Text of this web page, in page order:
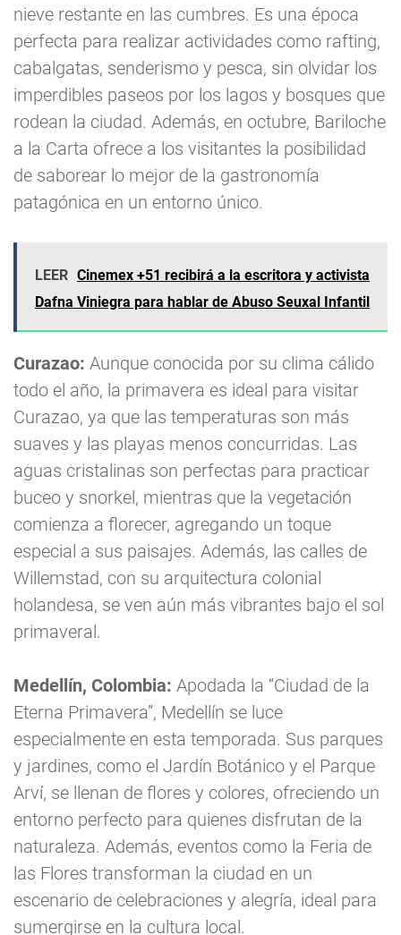
nieve restante en las cumbres. Es una época
perfecta para realizar actividades como rafting,
cabalgatas, senderismo y pesca, sin olvidar los
imperdibles paseos por los lagos y bosques que
rodean la ciudad. Además, en octubre, Bariloche
a la Carta ofrece a los visitantes la posibilidad
de saborear lo mejor de la gastronomía
patagónica en un entorno único.
LEER Cinemex +51 recibirá a la escritora y activista
Dafna Viniegra para hablar de Abuso Seuxal Infantil
Curazao: Aunque conocida por su clima cálido
todo el año, la primavera es ideal para visitar
Curazao, ya que las temperaturas son más
suaves y las playas menos concurridas. Las
aguas cristalinas son perfectas para practicar
buceo y snorkel, mientras que la vegetación
comienza a florecer, agregando un toque
especial a sus paisajes. Además, las calles de
Willemstad, con su arquitectura colonial
holandesa, se ven aún más vibrantes bajo el sol
primaveral.
Medellín, Colombia: Apodada la “Ciudad de la
Eterna Primavera”, Medellín se luce
especialmente en esta temporada. Sus parques
y jardines, como el Jardín Botánico y el Parque
Arví, se llenan de flores y colores, ofreciendo un
entorno perfecto para quienes disfrutan de la
naturaleza. Además, eventos como la Feria de
las Flores transforman la ciudad en un
escenario de celebraciones y alegría, ideal para
sumergirse en la cultura local.